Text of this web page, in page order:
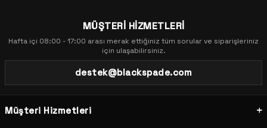
MÜŞTERİ HİZMETLERİ
Hafta içi 08:00 - 17:00 arası merak ettiğiniz tüm sorular ve siparişleriniz
için ulaşabilirsiniz.
destek@blackspade.com
Müşteri Hizmetleri